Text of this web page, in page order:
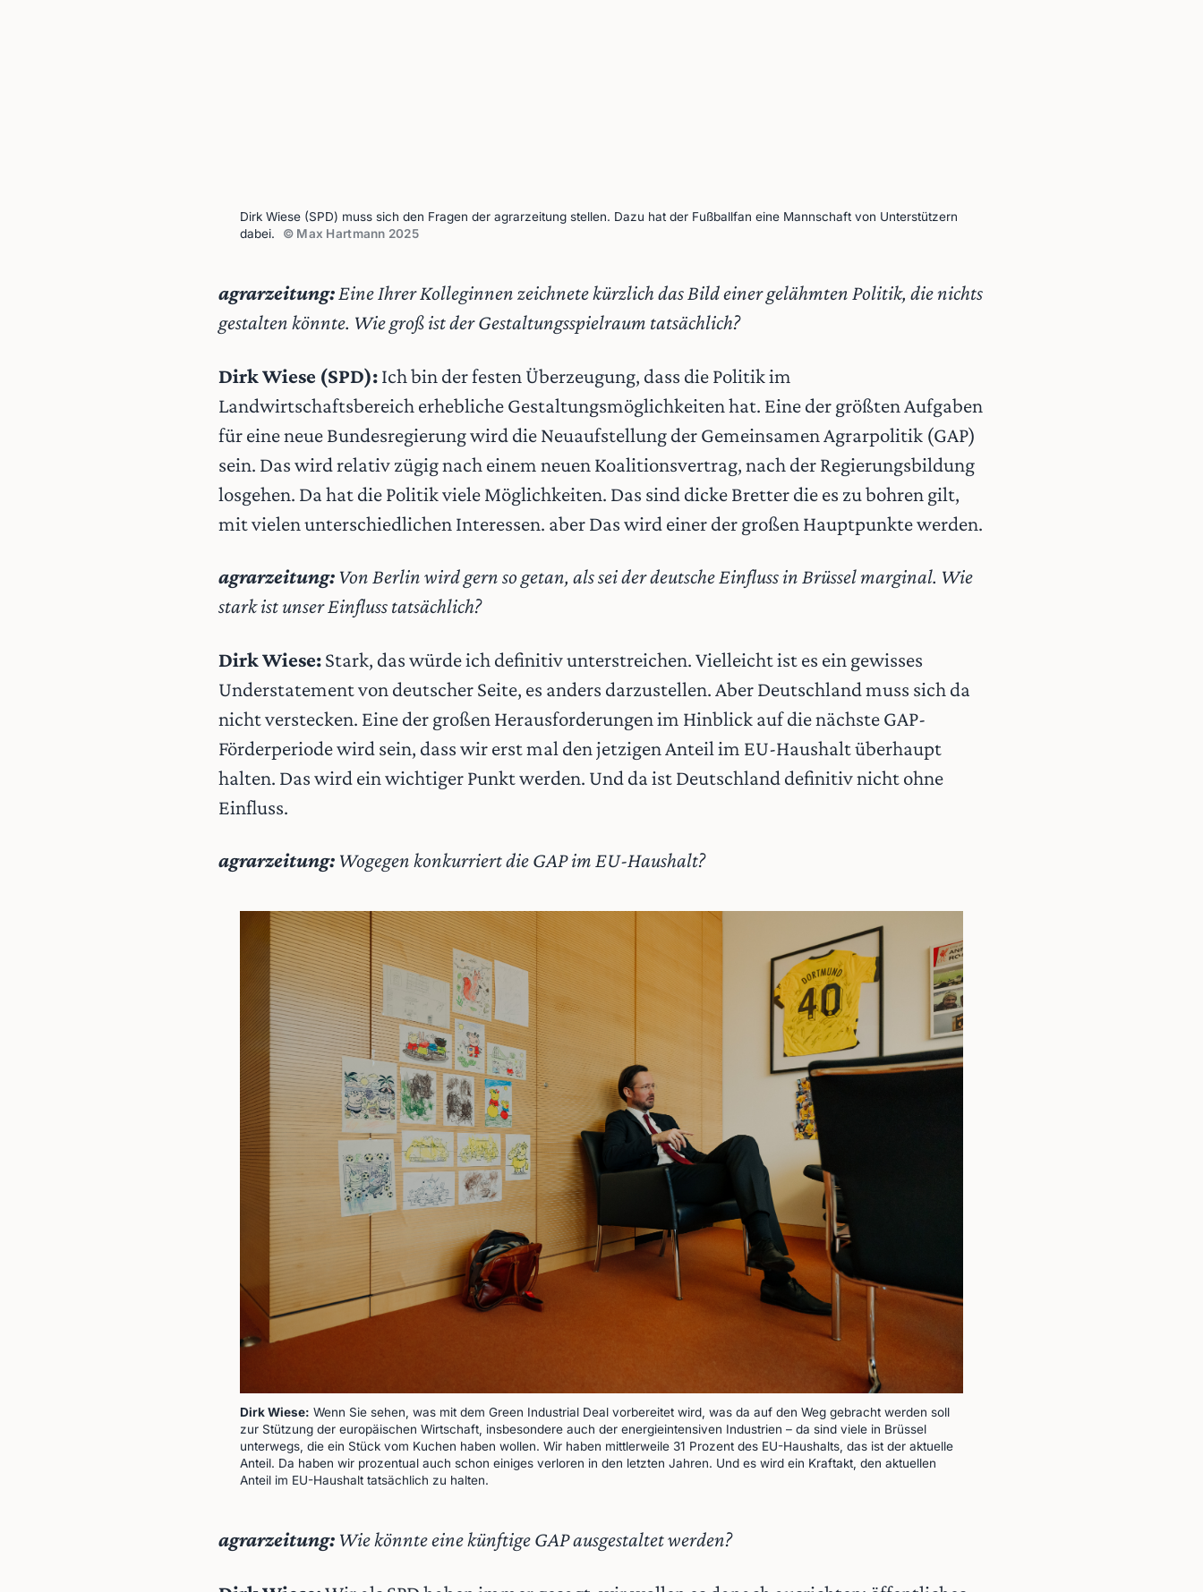
Dirk Wiese (SPD) muss sich den Fragen der agrarzeitung stellen. Dazu hat der Fußballfan eine Mannschaft von Unterstützern
dabei.
© Max Hartmann 2025
agrarzeitung:Eine Ihrer Kolleginnen zeichnete kürzlich das Bild einer gelähmten Politik, die nichts
gestalten könnte. Wie groß ist der Gestaltungsspielraum tatsächlich?
Dirk Wiese (SPD):Ich bin der festen Überzeugung, dass die Politik im
Landwirtschaftsbereich erhebliche Gestaltungsmöglichkeiten hat. Eine der größten Aufgaben
für eine neue Bundesregierung wird die Neuaufstellung der Gemeinsamen Agrarpolitik (GAP)
sein. Das wird relativ zügig nach einem neuen Koalitionsvertrag, nach der Regierungsbildung
losgehen. Da hat die Politik viele Möglichkeiten. Das sind dicke Bretter die es zu bohren gilt,
mit vielen unterschiedlichen Interessen. aber Das wird einer der großen Hauptpunkte werden.
agrarzeitung:Von Berlin wird gern so getan, als sei der deutsche Einfluss in Brüssel marginal. Wie
stark ist unser Einfluss tatsächlich?
Dirk Wiese:Stark, das würde ich definitiv unterstreichen. Vielleicht ist es ein gewisses
Understatement von deutscher Seite, es anders darzustellen. Aber Deutschland muss sich da
nicht verstecken. Eine der großen Herausforderungen im Hinblick auf die nächste GAP-
Förderperiode wird sein, dass wir erst mal den jetzigen Anteil im EU-Haushalt überhaupt
halten. Das wird ein wichtiger Punkt werden. Und da ist Deutschland definitiv nicht ohne
Einfluss.
agrarzeitung: Wogegen konkurriert die GAP im EU-Haushalt?
Dirk Wiese: Wenn Sie sehen, was mit dem Green Industrial Deal vorbereitet wird, was da auf den Weg gebracht werden soll
zur Stützung der europäischen Wirtschaft, insbesondere auch der energieintensiven Industrien – da sind viele in Brüssel
unterwegs, die ein Stück vom Kuchen haben wollen. Wir haben mittlerweile 31 Prozent des EU-Haushalts, das ist der aktuelle
Anteil. Da haben wir prozentual auch schon einiges verloren in den letzten Jahren. Und es wird ein Kraftakt, den aktuellen
Anteil im EU-Haushalt tatsächlich zu halten.
agrarzeitung: Wie könnte eine künftige GAP ausgestaltet werden?